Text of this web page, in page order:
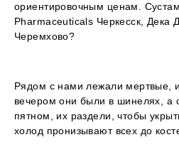
ориентировочным ценам.
Pharmaceuticals Черкесск, Дека
Черемхово?
Рядом с нами лежали мертвые,
вечером они были в шинелях, а
пятном, их раздели, чтобы
холод пронизывают всех до